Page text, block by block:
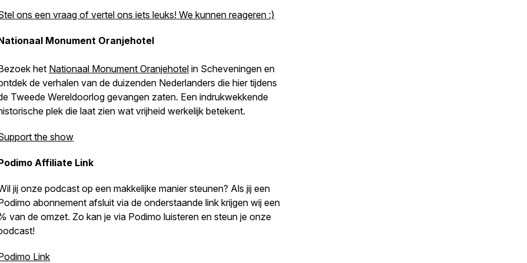
ons een vraag of vertel ons iets leuks! We kunnen reageren :)
Monument Oranjehotel
het Nationaal Monument Oranjehotel in Scheveningen en
de verhalen van de duizenden Nederlanders die hier tijdens
Tweede Wereldoorlog gevangen zaten. Een indrukwekkende
plek die laat zien wat vrijheid werkelijk betekent.
the show
Affiliate Link
jij onze podcast op een makkelijke manier steunen? Als jij een
abonnement afsluit via de onderstaande link krijgen wij een
van de omzet. Zo kan je via Podimo luisteren en steun je onze
Link